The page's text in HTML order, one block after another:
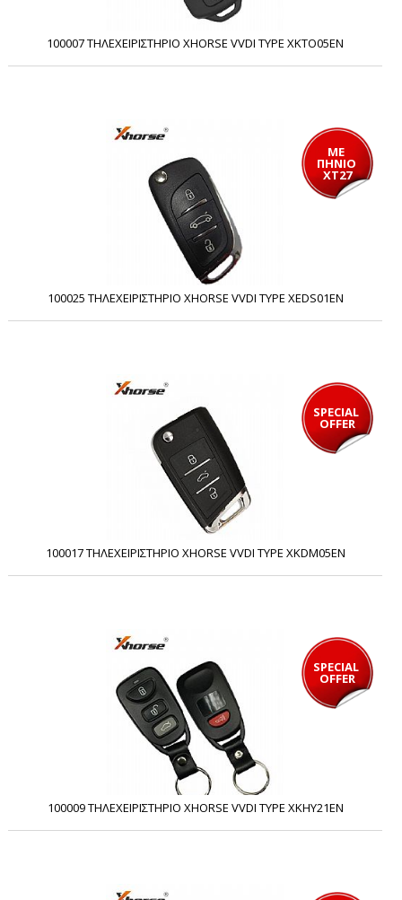
100007 ΤΗΛΕΧΕΙΡΙΣΤΗΡΙΟ XHORSE VVDI TYPE XKTO05EN
ΜΕ
ΠΗΝΙΟ
XT27
100025 ΤΗΛΕΧΕΙΡΙΣΤΗΡΙΟ XHORSE VVDI TYPE XEDS01EN
SPECIAL
OFFER
100017 ΤΗΛΕΧΕΙΡΙΣΤΗΡΙΟ XHORSE VVDI TYPE XKDM05EN
SPECIAL
OFFER
100009 ΤΗΛΕΧΕΙΡΙΣΤΗΡΙΟ XHORSE VVDI TYPE XKHY21EN